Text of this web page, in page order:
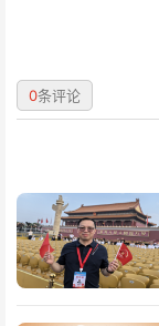
0条评论